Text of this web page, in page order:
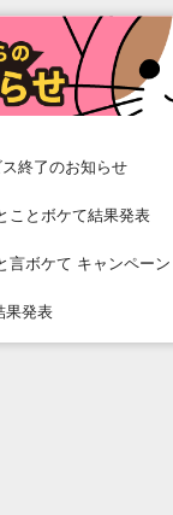
終了のお知らせ
ことボケて結果発表
言ボケて キャンペーン
果発表